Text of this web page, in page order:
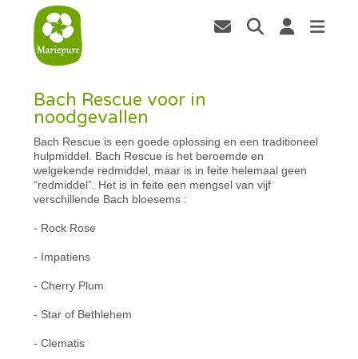
Bach Rescue voor in
noodgevallen
Bach Rescue is een goede oplossing en een traditioneel
hulpmiddel. Bach Rescue is het beroemde en
welgekende redmiddel, maar is in feite helemaal geen
“redmiddel”. Het is in feite een mengsel van vijf
verschillende Bach bloesems :
- Rock Rose
- Impatiens
- Cherry Plum
- Star of Bethlehem
- Clematis